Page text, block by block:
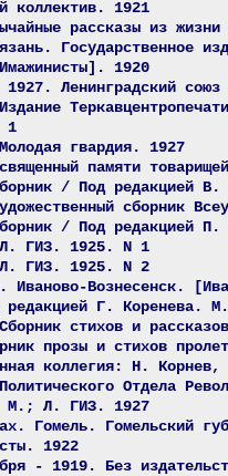
коллектив. 1921
рассказы из
Государственное
1920
Ленинградский союз
1
гвардия. 1927
памяти
/ Под редакцией
сборник
/ Под редакцией
ГИЗ. 1925. N 1
ГИЗ. 1925. N 2
Вознесенск.
редакцией Г. Коренева.
стихов и
прозы и стихов
коллегия: Н.
Отдела
М.; Л. ГИЗ. 1927
Гомель. Гомельский
1922
- 1919. Без